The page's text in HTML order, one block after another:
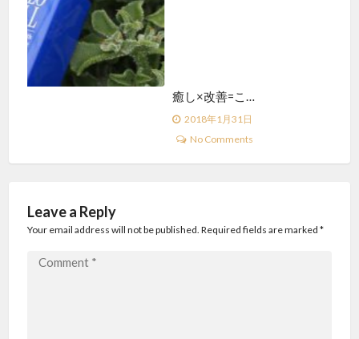
Leave a Reply
Your email address will not be published. Required fields are marked *